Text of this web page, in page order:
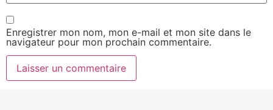
Enregistrer mon nom, mon e-mail et mon site dans le
navigateur pour mon prochain commentaire.